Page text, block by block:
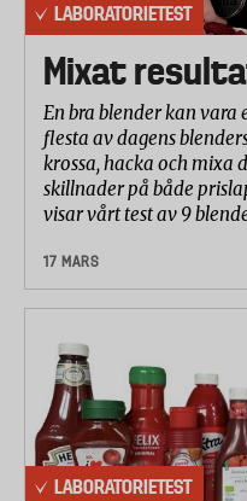
LABORATORIETEST
Mixat
En bra blender kan vara
flesta av dagens
krossa, hacka och mixa
skillnader på både
visar vårt test av 9
17 MARS
LABORATORIETEST